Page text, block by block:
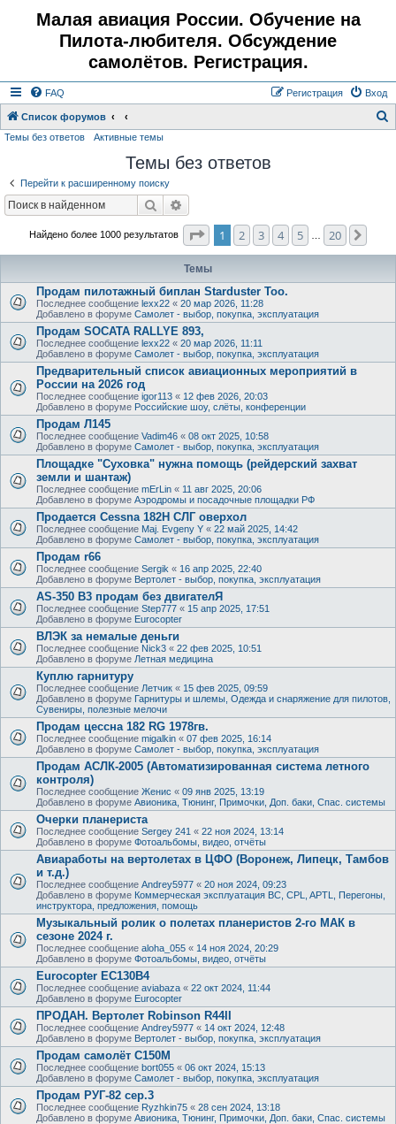
Малая авиация России. Обучение на
Пилота-любителя. Обсуждение
самолётов. Регистрация.
FAQ Вход
Регистрация
Список форумов
Темы без ответов Активные темы
Темы без ответов
Перейти к расширенному поиску
Поиск
Найдено более 1000 результатов Страница1 из
1 2 3 4 5 20
Темы
Продам пилотажный биплан Starduster Too.
Последнее сообщение lexx22 « 20 мар 2026, 11:28
Добавлено в форуме Самолет - выбор, покупка, эксплуатация
Продам SOCATA RALLYE 893,
Последнее сообщение lexx22 « 20 мар 2026, 11:11
Добавлено в форуме Самолет - выбор, покупка, эксплуатация
Предварительный список авиационных мероприятий в
России на 2026 год
Последнее сообщение igor113 « 12 фев 2026, 20:03
Добавлено в форуме Российские шоу, слёты, конференции
Продам Л145
Последнее сообщение Vadim46 « 08 окт 2025, 10:58
Добавлено в форуме Самолет - выбор, покупка, эксплуатация
Площадке "Суховка" нужна помощь (рейдерский захват
земли и шантаж)
Последнее сообщение mErLin « 11 авг 2025, 20:06
Добавлено в форуме Аэродромы и посадочные площадки РФ
Продается Cessna 182H СЛГ оверхол
Последнее сообщение Maj. Evgeny Y « 22 май 2025, 14:42
Добавлено в форуме Самолет - выбор, покупка, эксплуатация
Продам r66
Последнее сообщение Sergik « 16 апр 2025, 22:40
Добавлено в форуме Вертолет - выбор, покупка, эксплуатация
AS-350 B3 продам без двигателЯ
Последнее сообщение Step777 « 15 апр 2025, 17:51
Добавлено в форуме Eurocopter
ВЛЭК за немалые деньги
Последнее сообщение Nick3 « 22 фев 2025, 10:51
Добавлено в форуме Летная медицина
Куплю гарнитуру
Последнее сообщение Летчик « 15 фев 2025, 09:59
Добавлено в форуме Гарнитуры и шлемы, Одежда и снаряжение для пилотов,
Сувениры, полезные мелочи
Продам цессна 182 RG 1978гв.
Последнее сообщение migalkin « 07 фев 2025, 16:14
Добавлено в форуме Самолет - выбор, покупка, эксплуатация
Продам АСЛК-2005 (Автоматизированная система летного
контроля)
Последнее сообщение Женис « 09 янв 2025, 13:19
Добавлено в форуме Авионика, Тюнинг, Примочки, Доп. баки, Спас. системы
Очерки планериста
Последнее сообщение Sergey 241 « 22 ноя 2024, 13:14
Добавлено в форуме Фотоальбомы, видео, отчёты
Авиаработы на вертолетах в ЦФО (Воронеж, Липецк, Тамбов
и т.д.)
Последнее сообщение Andrey5977 « 20 ноя 2024, 09:23
Добавлено в форуме Коммерческая эксплуатация ВС, CPL, APTL, Перегоны,
инструктора, предложения, помощь
Музыкальный ролик о полетах планеристов 2-го МАК в
сезоне 2024 г.
Последнее сообщение aloha_055 « 14 ноя 2024, 20:29
Добавлено в форуме Фотоальбомы, видео, отчёты
Eurocopter EC130B4
Последнее сообщение aviabaza « 22 окт 2024, 11:44
Добавлено в форуме Eurocopter
ПРОДАН. Вертолет Robinson R44II
Последнее сообщение Andrey5977 « 14 окт 2024, 12:48
Добавлено в форуме Вертолет - выбор, покупка, эксплуатация
Продам самолёт С150М
Последнее сообщение bort055 « 06 окт 2024, 15:13
Добавлено в форуме Самолет - выбор, покупка, эксплуатация
Продам РУГ-82 сер.3
Последнее сообщение Ryzhkin75 « 28 сен 2024, 13:18
Добавлено в форуме Авионика, Тюнинг, Примочки, Доп. баки, Спас. системы